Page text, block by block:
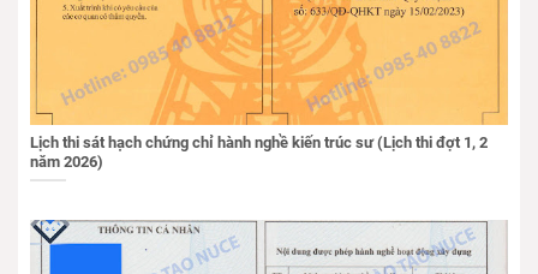
Lịch thi sát hạch chứng chỉ hành nghề kiến trúc sư (Lịch thi đợt 1, 2
năm 2026)